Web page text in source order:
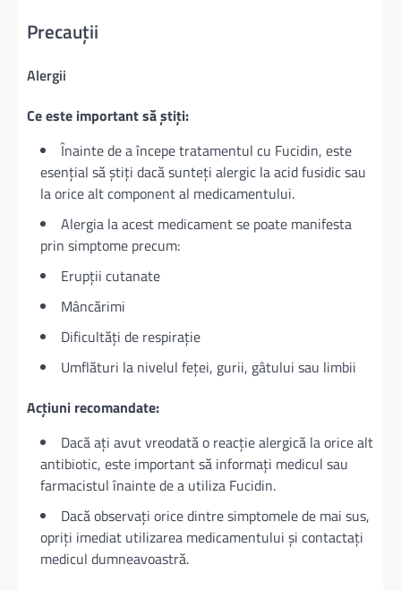
Precauții
Alergii
Ce este important să știți:
Înainte de a începe tratamentul cu Fucidin, este
esențial să știți dacă sunteți alergic la acid fusidic sau
la orice alt component al medicamentului.
Alergia la acest medicament se poate manifesta
prin simptome precum:
Erupții cutanate
Mâncărimi
Dificultăți de respirație
Umflături la nivelul feței, gurii, gâtului sau limbii
Acțiuni recomandate:
Dacă ați avut vreodată o reacție alergică la orice alt
antibiotic, este important să informați medicul sau
farmacistul înainte de a utiliza Fucidin.
Dacă observați orice dintre simptomele de mai sus,
opriți imediat utilizarea medicamentului și contactați
medicul dumneavoastră.